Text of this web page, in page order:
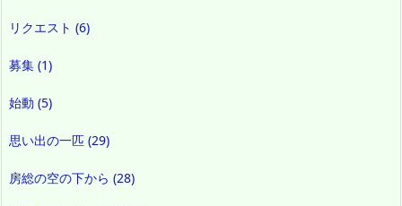
リクエスト (6)
募集 (1)
始動 (5)
思い出の一匹 (29)
房総の空の下から (28)